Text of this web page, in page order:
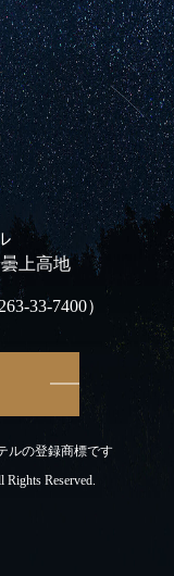
上高地
33-7400）
ルの登録商標です
Reserved.